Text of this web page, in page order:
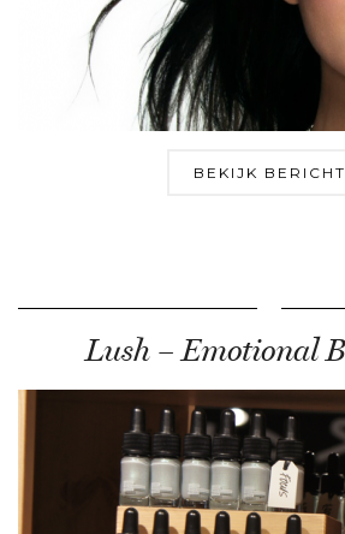
BEKIJK BERICHT
Lush – Emotional